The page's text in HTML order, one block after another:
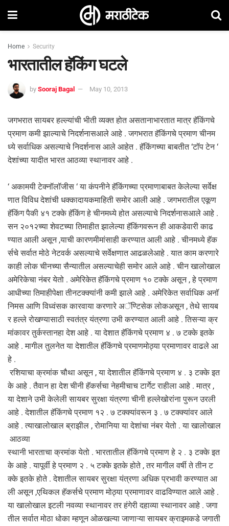
Home Security
भारतातील हॅकिंग घटले
by Sooraj Bagal May 10, 2013
जगभरात सायबर हल्ल्यांची भीती व्यक्त होत असतानाभारतात मात्र हॅकिंगचे
प्रमाण कमी झाल्याचे निदर्शनासआले आहे . जगभरात हॅकिंगचे प्रमाण चीनम
ध्ये सर्वाधिक असल्याचे निदर्शनास आले आहेत . हॅकिंगच्या बाबतीत ‘टॉप टेन ‘
देशांच्या यादीत भारत आठव्या स्थानावर आहे .
‘ अकामयी टेक्नॉलॉजीस ‘ या कंपनीने हॅकिंगच्या प्रमाणाबाबत केलेल्या सर्वेक्ष
णात विविध देशांची धक्कादायकमाहिती समोर आली आहे . जगभरातील एकूण
हॅकिंग पैकी ४१ टक्के हॅकिंग हे चीनमध्ये होत असल्याचे निदर्शनासआले आहे .
सन २०१२च्या शेवटच्या तिमाहीत झालेल्या हॅकिंगवरून ही आकडेवारी काढ
ण्यात आली असून ,याची कारणमीमांसाही करण्यात आली आहे . चीनमध्ये हॅक
र्सचे सर्वात मोठे नेटवर्क असल्याचे सर्वेक्षणात आढळलेआहे . यात काम करणारे
काही लोक चीनच्या सैन्यातील असल्याचेही समोर आले आहे . चीन खालोखाल
अमेरिकेचा नंबर येतो . अमेरिकेत हॅकिंगचे प्रमाण १० टक्के असून , हे प्रमाण
आधीच्या तिमाहीपेक्षा तीनटक्क्यांनी कमी झाले आहे . अमेरिकेत सर्वाधिक अनॉ
निमस आणि विध्वंसक कारवाया करणारे अॅण्टिसेक लोकअसून , तेथे सायब
र हल्ले रोखण्यासाठी स्वतंत्र यंत्रणा उभी करण्यात आली आहे . तिसऱ्या क्र
मांकावर तुर्कस्तानहा देश आहे . या देशात हॅकिंगचे प्रमाण ४ . ७ टक्के इतके
आहे . मागील तुलनेत या देशातील हॅकिंगचे प्रमाणमोठ्या प्रमाणावर वाढले आ
हे .
रशियाचा क्रमांक चौथा असून , या देशातील हॅकिंगचे प्रमाण ४ . ३ टक्के इत
के आहे . तैवान हा देश चीनी हॅकर्सचा नेहमीचाच टार्गेट राहीला आहे . मात्र ,
या देशाने उभी केलेली सायबर सुरक्षा यंत्रणा चीनी हल्लेखोरांना पुरून उरली
आहे . देशातील हॅकिंगचे प्रमाण १२ . ७ टक्क्यांवरून ३ . ७ टक्क्यांवर आले
आहे . त्याखालोखाल ब्राझील , रोमानिया या देशांचा नंबर येतो . या खालोखाल
आठव्या
स्थानी भारताचा क्रमांक येतो . भारतातील हॅकिंगचे प्रमाण हे २ . ३ टक्के इत
के आहे . यापूर्वी हे प्रमाण २ . ५ टक्के इतके होते , तर मागील वर्षी ते तीन ट
क्के इतके होते . देशातील सायबर सुरक्षा यंत्रणा अधिक प्रभावी करण्यात आ
ली असून ,एथिकल हॅकर्सचे प्रमाण मोठ्या प्रमाणावर वाढविण्यात आले आहे .
या खालोखाल इटली नवव्या स्थानावर तर हंगेरी दहाव्या स्थानावर आहे . जगा
तील सर्वात मोठा धोका म्हणून ओळखल्या जाणाऱ्या सायबर क्राइमकडे जगाती